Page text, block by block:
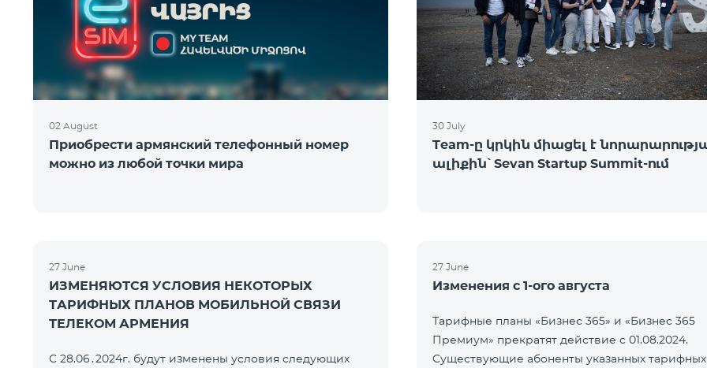
02 August
Приобрести армянский телефонный номер
можно из любой точки мира
30 July
Team-ը կրկին միացել է
ալիքին՝ Sevan Startup Summit-ում
27 June
ИЗМЕНЯЮТСЯ УСЛОВИЯ НЕКОТОРЫХ
ТАРИФНЫХ ПЛАНОВ МОБИЛЬНОЙ СВЯЗИ
ТЕЛЕКОМ АРМЕНИЯ
С 28.06․2024г. будут изменены условия следующих
27 June
Изменения с 1-ого августа
Тарифные планы «Бизнес 365» и «Бизнес 365
Премиум» прекратят действие с 01.08.2024.
Существующие абоненты указанных